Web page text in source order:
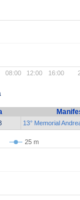
08:00 12:00 16:00
13° Memorial
25 m